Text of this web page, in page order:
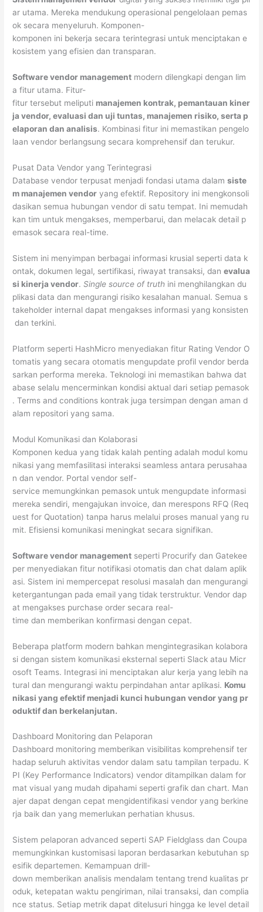
ar utama. Mereka mendukung operasional pengelolaan pemas
ok secara menyeluruh. Komponen-
komponen ini bekerja secara terintegrasi untuk menciptakan e
kosistem yang efisien dan transparan.
Software vendor management modern dilengkapi dengan lim
a fitur utama. Fitur-
fitur tersebut meliputi manajemen kontrak, pemantauan kiner
ja vendor, evaluasi dan uji tuntas, manajemen risiko, serta p
elaporan dan analisis. Kombinasi fitur ini memastikan pengelo
laan vendor berlangsung secara komprehensif dan terukur.
Pusat Data Vendor yang Terintegrasi
Database vendor terpusat menjadi fondasi utama dalamsiste
m manajemen vendor yang efektif. Repository ini mengkonsoli
dasikan semua hubungan vendor di satu tempat. Ini memudah
kan tim untuk mengakses, memperbarui, dan melacak detail p
emasok secara real-time.
Sistem ini menyimpan berbagai informasi krusial seperti data k
ontak, dokumen legal, sertifikasi, riwayat transaksi, danevalua
si kinerja vendor.Single source of truth ini menghilangkan du
plikasi data dan mengurangi risiko kesalahan manual. Semua s
takeholder internal dapat mengakses informasi yang konsisten
dan terkini.
Platform seperti HashMicro menyediakan fitur Rating Vendor O
tomatis yang secara otomatis mengupdate profil vendor berda
sarkan performa mereka. Teknologi ini memastikan bahwa dat
abase selalu mencerminkan kondisi aktual dari setiap pemasok
. Terms and conditions kontrak juga tersimpan dengan aman d
alam repositori yang sama.
Modul Komunikasi dan Kolaborasi
Komponen kedua yang tidak kalah penting adalah modul komu
nikasi yang memfasilitasi interaksi seamless antara perusahaa
n dan vendor. Portal vendor self-
service memungkinkan pemasok untuk mengupdate informasi
mereka sendiri, mengajukan invoice, dan merespons RFQ (Req
uest for Quotation) tanpa harus melalui proses manual yang ru
mit. Efisiensi komunikasi meningkat secara signifikan.
Software vendor management seperti Procurify dan Gatekee
per menyediakan fitur notifikasi otomatis dan chat dalam aplik
asi. Sistem ini mempercepat resolusi masalah dan mengurangi
ketergantungan pada email yang tidak terstruktur. Vendor dap
at mengakses purchase order secara real-
time dan memberikan konfirmasi dengan cepat.
Beberapa platform modern bahkan mengintegrasikan kolabora
si dengan sistem komunikasi eksternal seperti Slack atau Micr
osoft Teams. Integrasi ini menciptakan alur kerja yang lebih na
tural dan mengurangi waktu perpindahan antar aplikasi. Komu
nikasi yang efektif menjadi kunci hubungan vendor yang pr
oduktif dan berkelanjutan.
Dashboard Monitoring dan Pelaporan
Dashboard monitoring memberikan visibilitas komprehensif ter
hadap seluruh aktivitas vendor dalam satu tampilan terpadu. K
PI (Key Performance Indicators) vendor ditampilkan dalam for
mat visual yang mudah dipahami seperti grafik dan chart. Man
ajer dapat dengan cepat mengidentifikasi vendor yang berkine
rja baik dan yang memerlukan perhatian khusus.
Sistem pelaporan advanced seperti SAP Fieldglass dan Coupa
memungkinkan kustomisasi laporan berdasarkan kebutuhan sp
esifik departemen. Kemampuan drill-
down memberikan analisis mendalam tentang trend kualitas pr
oduk, ketepatan waktu pengiriman, nilai transaksi, dan complia
nce status. Setiap metrik dapat ditelusuri hingga ke level detail